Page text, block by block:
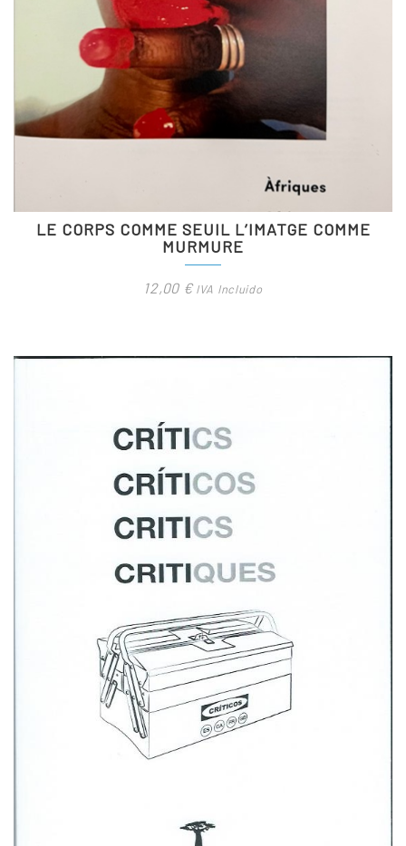
LE CORPS COMME SEUIL L’IMATGE COMME
MURMURE
12,00 € IVA Incluido